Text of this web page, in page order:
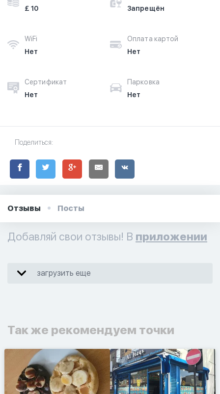
£ 10
Запрещён
WiFi
Нет
Оплата картой
Нет
Сертификат
Нет
Парковка
Нет
Поделиться:
Отзывы Посты
Добавляй свои отзывы! В приложении
загрузить еще
Так же рекомендуем точки